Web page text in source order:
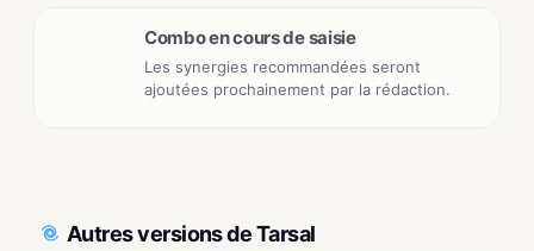
Combo en cours de saisie
Les synergies recommandées seront
ajoutées prochainement par la rédaction.
Autres versions de Tarsal